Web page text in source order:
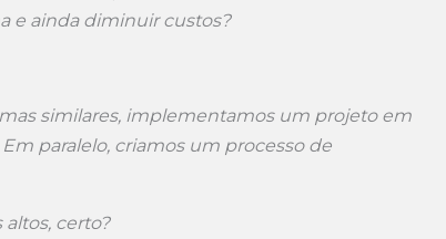
e ainda diminuir custos?
similares, implementamos um projeto em
paralelo, criamos um processo de
certo?